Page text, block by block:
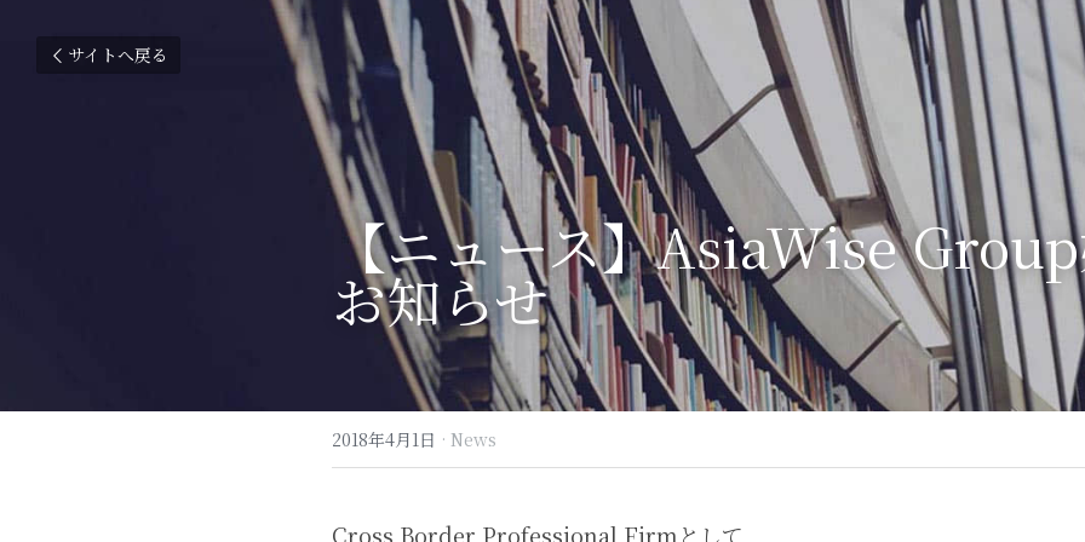
サイトへ戻る
【ニュース】AsiaWise
お知らせ
2018年4月1日 · News
Cross Border Professional Firmとして